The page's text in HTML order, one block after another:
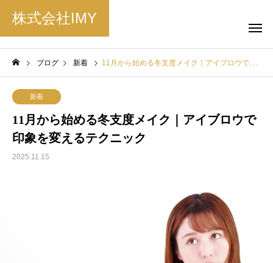
株式会社IMY
ブログ 新着 11月から始める冬支度メイク｜アイブロウで印象を変えるテクニック
新着
11月から始める冬支度メイク｜アイブロウで
印象を変えるテクニック
2025.11.15